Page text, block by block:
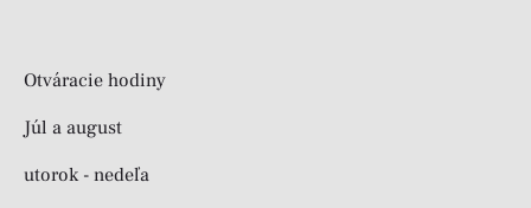
Otváracie hodiny
Júl a august
utorok - nedeľa